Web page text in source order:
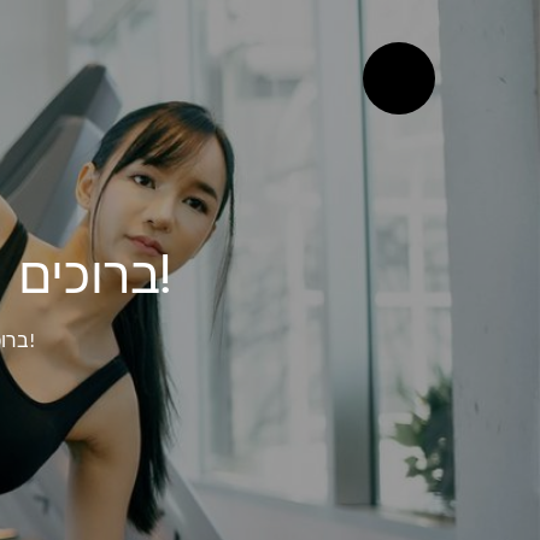
ברוכים הבאים למכון הכושר הפרטי שלכם!
ברוכים הבאים למכון הכושר הפרטי שלכם!